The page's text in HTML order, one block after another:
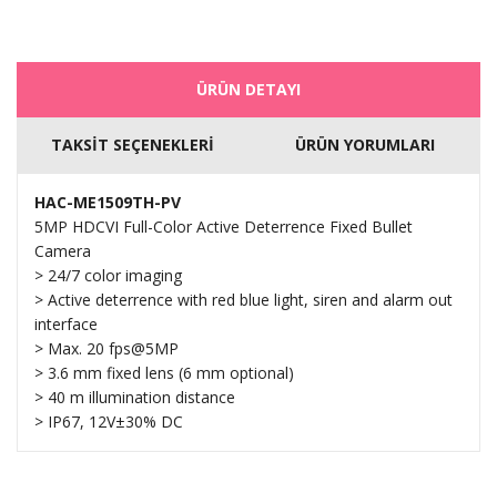
ÜRÜN DETAYI
TAKSİT SEÇENEKLERİ ÜRÜN YORUMLARI
HAC-ME1509TH-PV
5MP HDCVI Full-Color Active Deterrence Fixed Bullet
Camera
> 24/7 color imaging
> Active deterrence with red blue light, siren and alarm out
interface
> Max. 20 fps@5MP
> 3.6 mm fixed lens (6 mm optional)
> 40 m illumination distance
> IP67, 12V±30% DC